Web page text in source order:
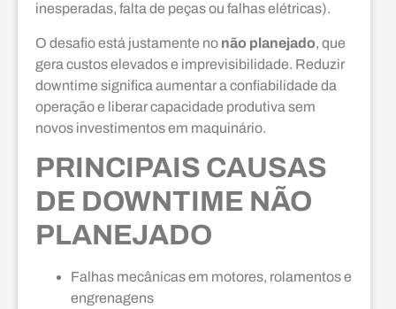
inesperadas, falta de peças ou falhas elétricas).
O desafio está justamente no não planejado, que
gera custos elevados e imprevisibilidade. Reduzir
downtime significa aumentar a confiabilidade da
operação e liberar capacidade produtiva sem
novos investimentos em maquinário.
PRINCIPAIS CAUSAS
DE DOWNTIME NÃO
PLANEJADO
Falhas mecânicas em motores, rolamentos e
engrenagens